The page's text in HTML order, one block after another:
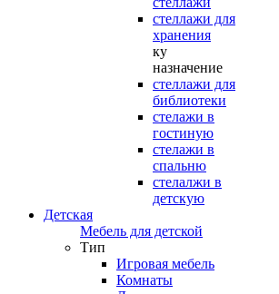
стеллажи для
хранения
ку
назначение
стеллажи для
библиотеки
стелажи в
гостиную
стелажи в
спальню
стелалжи в
детскую
Детская
Мебель для детской
Тип
Игровая мебель
Комнаты